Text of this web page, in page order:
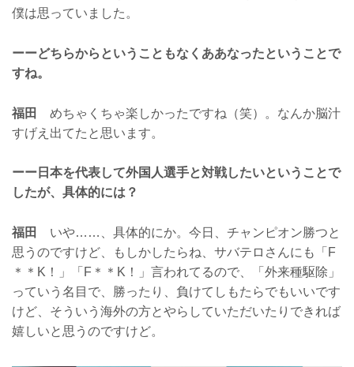
僕は思っていました。
ーーどちらからということもなくああなったということで
すね。
福田
めちゃくちゃ楽しかったですね（笑）。なんか脳汁
すげえ出てたと思います。
ーー日本を代表して外国人選手と対戦したいということで
したが、具体的には？
福田
いや……、具体的にか。今日、チャンピオン勝つと
思うのですけど、もしかしたらね、サバテロさんにも「F
＊＊K！」「F＊＊K！」言われてるので、「外来種駆除」
っていう名目で、勝ったり、負けてしもたらでもいいです
けど、そういう海外の方とやらしていただいたりできれば
嬉しいと思うのですけど。